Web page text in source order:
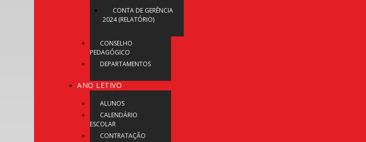
CONTA DE GERÊNCIA
2024 (RELATÓRIO)
CONSELHO
PEDAGÓGICO
DEPARTAMENTOS
ANO LETIVO
ALUNOS
CALENDÁRIO
ESCOLAR
CONTRATAÇÃO